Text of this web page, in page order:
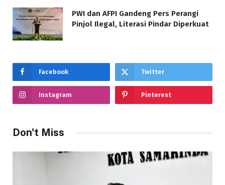
PWI dan AFPI Gandeng Pers Perangi
Pinjol Ilegal, Literasi Pindar Diperkuat
Facebook Twitter
Instagram Pinterest
Don't Miss